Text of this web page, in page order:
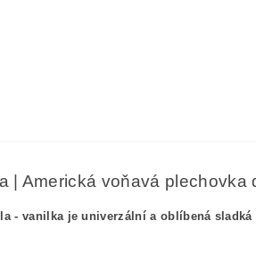
| Americká voňavá plechovka
- vanilka je univerzální a oblíbená